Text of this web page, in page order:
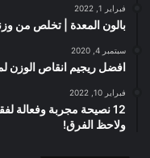
فبراير 1, 2022
بالون المعدة | تخلص من
سبتمبر 4, 2020
افضل ريجيم انقاص الوزن
فبراير 10, 2022
12 نصيحة مجربة وفعالة
ولاحظ الفرق!